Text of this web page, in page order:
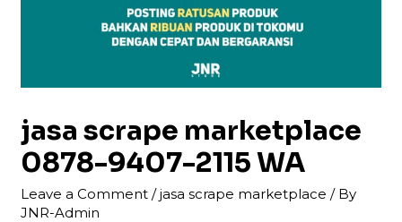
jasa scrape marketplace
0878-9407-2115 WA
Leave a Comment /jasa scrape marketplace / By
JNR-Admin